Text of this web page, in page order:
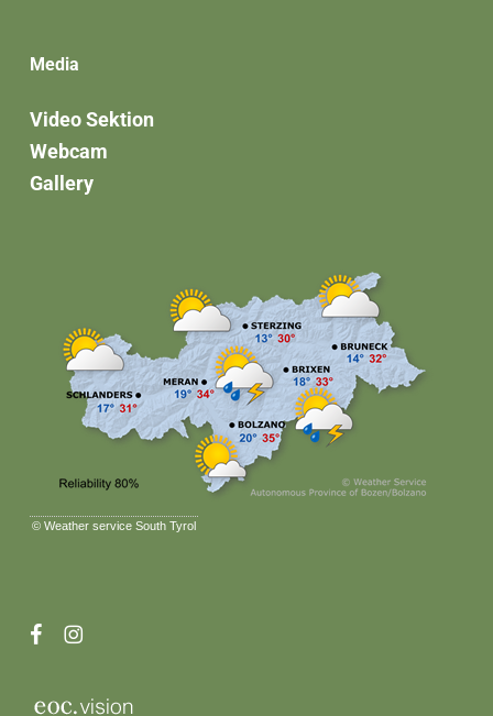
Media
Video Sektion
Webcam
Gallery
© Weather service South Tyrol
facebookinstagram